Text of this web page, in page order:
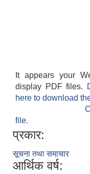
It appears your
display PDF files.
here to download
file.
प्रकार:
सूचना तथा समाचार
आर्थिक वर्ष: